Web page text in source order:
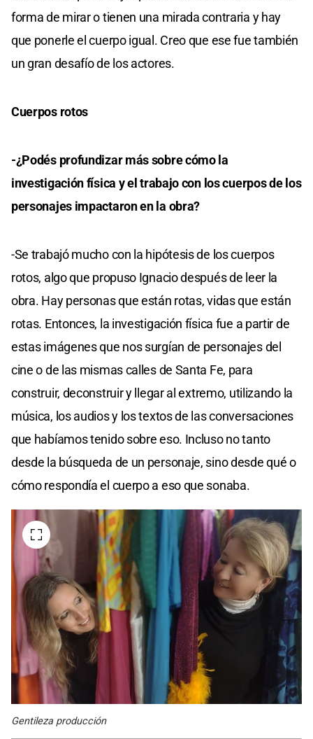
forma de mirar o tienen una mirada contraria y hay
que ponerle el cuerpo igual. Creo que ese fue también
un gran desafío de los actores.
Cuerpos rotos
-¿Podés profundizar más sobre cómo la
investigación física y el trabajo con los cuerpos de los
personajes impactaron en la obra?
-Se trabajó mucho con la hipótesis de los cuerpos
rotos, algo que propuso Ignacio después de leer la
obra. Hay personas que están rotas, vidas que están
rotas. Entonces, la investigación física fue a partir de
estas imágenes que nos surgían de personajes del
cine o de las mismas calles de Santa Fe, para
construir, deconstruir y llegar al extremo, utilizando la
música, los audios y los textos de las conversaciones
que habíamos tenido sobre eso. Incluso no tanto
desde la búsqueda de un personaje, sino desde qué o
cómo respondía el cuerpo a eso que sonaba.
Gentileza producción